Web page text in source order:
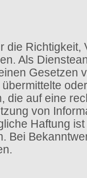
die Richtigkeit,
Als
Gesetzen
die auf eine
von
Haftung
Bei